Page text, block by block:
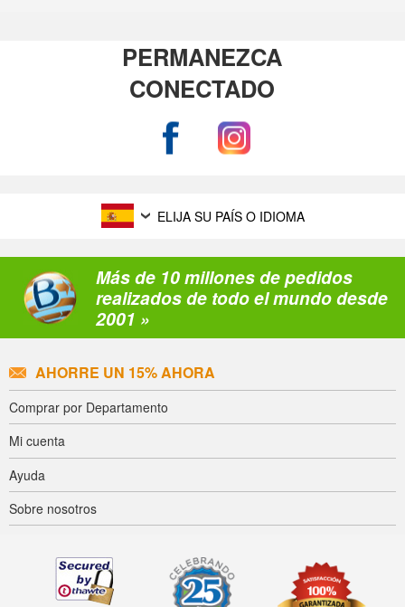
PERMANEZCA
CONECTADO
ELIJA SU PAÍS O IDIOMA
Más de 10 millones de pedidos
realizados de todo el mundo desde
2001 »
AHORRE UN 15% AHORA
Comprar por Departamento
Mi cuenta
Ayuda
Sobre nosotros